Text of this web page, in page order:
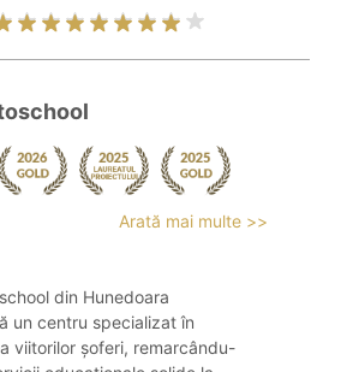
Arată mai multe >>
din Hunedoara
un centru specializat în
viitorilor șoferi, remarcându-